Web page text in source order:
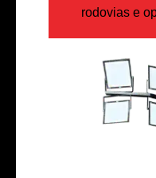
rodovias e